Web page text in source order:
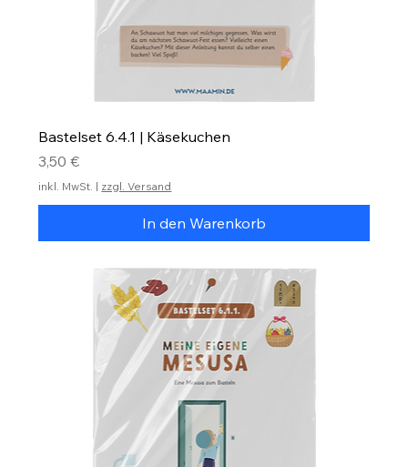
Bastelset 6.4.1 | Käsekuchen
Preis
3,50 €
inkl. MwSt. | zzgl. Versand
In den Warenkorb